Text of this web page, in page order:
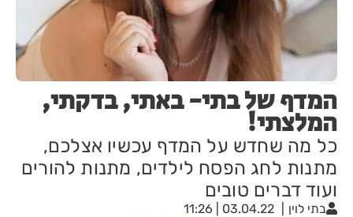
המדף של בתי- באתי, בדקתי,
המלצתי!
כל מה שחדש על המדף עכשיו אצלכם,
מתנות לחג הפסח לילדים, מתנות להורים
ועוד דברים טובים
בתי לוין 03.04.22 | 11:26